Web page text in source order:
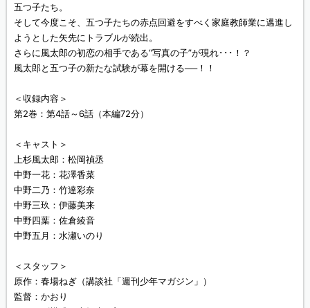
五つ子たち。
そして今度こそ、五つ子たちの赤点回避をすべく家庭教師業に邁進し
ようとした矢先にトラブルが続出。
さらに風太郎の初恋の相手である“写真の子”が現れ･･･！？
風太郎と五つ子の新たな試験が幕を開ける──！！
＜収録内容＞
第2巻：第4話～6話（本編72分）
＜キャスト＞
上杉風太郎：松岡禎丞
中野一花：花澤香菜
中野二乃：竹達彩奈
中野三玖：伊藤美来
中野四葉：佐倉綾音
中野五月：水瀬いのり
＜スタッフ＞
原作：春場ねぎ（講談社「週刊少年マガジン」）
監督：かおり